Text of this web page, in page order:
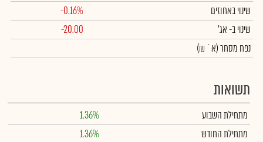
שינוי באחוזים
-0.16%
שינויב- אג'
-20.00
נפח מסחר(א` ₪)
תשואות
מתחילת השבוע
1.36%
מתחילת החודש
1.36%